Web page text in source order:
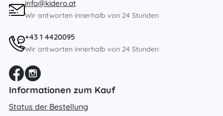
info@kidero.at
Wir antworten innerhalb von 24 Stunden
+43 1 4420095
Wir antworten innerhalb von 24 Stunden
Informationen zum Kauf
Status der Bestellung